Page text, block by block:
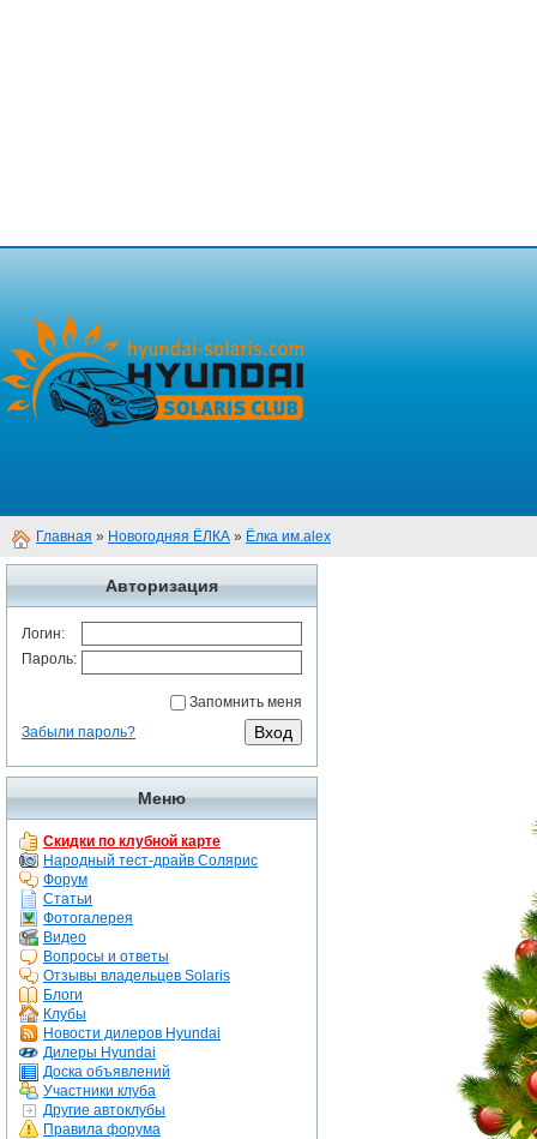
Главная » Новогодняя ЁЛКА » Ёлка им.alex
Авторизация
Логин:
Пароль:
Запомнить меня
Забыли пароль?
Меню
Скидки по клубной карте
Народный тест-драйв Солярис
Форум
Статьи
Фотогалерея
Видео
Вопросы и ответы
Отзывы владельцев Solaris
Блоги
Клубы
Новости дилеров Hyundai
Дилеры Hyundai
Доска объявлений
Участники клуба
Другие автоклубы
Правила форума